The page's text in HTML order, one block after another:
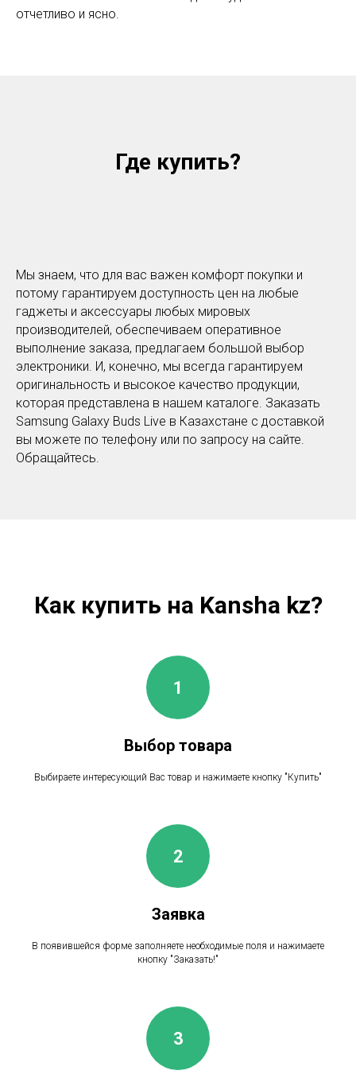
отчетливо и ясно.
Где купить?
Мы знаем, что для вас важен комфорт покупки и
потому гарантируем доступность цен на любые
гаджеты и аксессуары любых мировых
производителей, обеспечиваем оперативное
выполнение заказа, предлагаем большой выбор
электроники. И, конечно, мы всегда гарантируем
оригинальность и высокое качество продукции,
которая представлена в нашем каталоге. Заказать
Samsung Galaxy Buds Live в Казахстане с доставкой
вы можете по телефону или по запросу на сайте.
Обращайтесь.
Как купить на Kansha kz?
Выбор товара
Выбираете интересующий Вас товар и нажимаете кнопку "Купить"
Заявка
В появившейся форме заполняете необходимые поля и нажимаете
кнопку "Заказать!"